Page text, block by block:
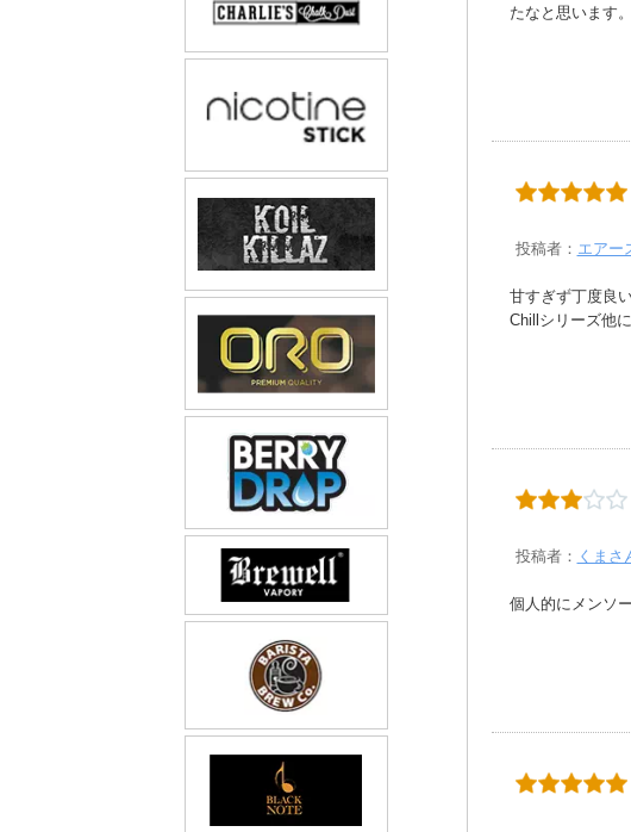
たなと思います。
投稿者： エアー
甘すぎず丁度良
Chillシリーズ他
投稿者： くまさ
個人的にメンソ